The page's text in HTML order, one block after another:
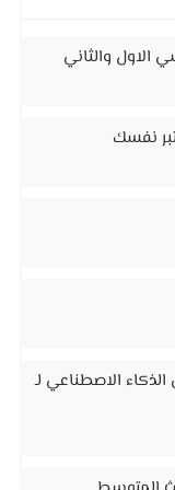
الاول والثاني
نفسك
الاصطناعي لـ